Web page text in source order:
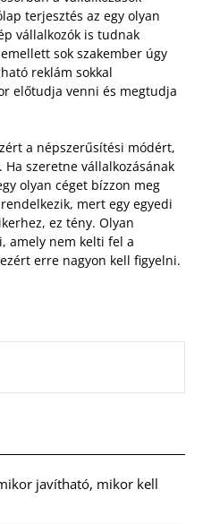
terjesztés az egy olyan
vállalkozók is tudnak
sok szakember úgy
reklám sokkal
előtudja venni és megtudja
a népszerűsítési módért,
szeretne vállalkozásának
olyan céget bízzon meg
mert egy egyedi
ez tény. Olyan
amely nem kelti fel a
erre nagyon kell figyelni.
javítható, mikor kell